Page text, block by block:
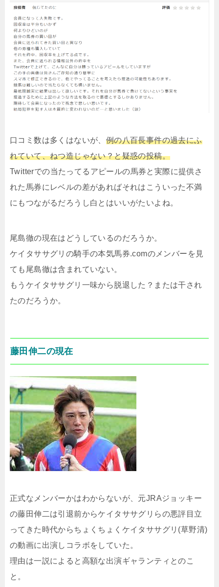
口コミ数は多くはないが、 例の八百長事件の過去にふ
れていて、ねつ造じゃない？と疑惑の投稿。
Twitterでの当たってるアピールの馬券と実際に提供さ
れた馬券にレベルの差があればそれはこういった不満
にもつながるだろうし白とはいいがたいよね。
尾島徹の現在はどうしているのだろうか。
ケイタササグリの騎手の本気馬券.comのメンバーを見
ても尾島徹は含まれていない。
もうケイタササグリ一味から脱退した？または干され
たのだろうか。
藤田伸二の現在
正式なメンバーかはわからないが、元JRAジョッキー
の藤田伸二は引退前からケイタササグリらの悪評目立
ってきた時代からちょくちょくケイタササグリ(草野清)
の動画に出演しコラボをしていた。
理由は一説によると高額な出演ギャランティとのこ
と。